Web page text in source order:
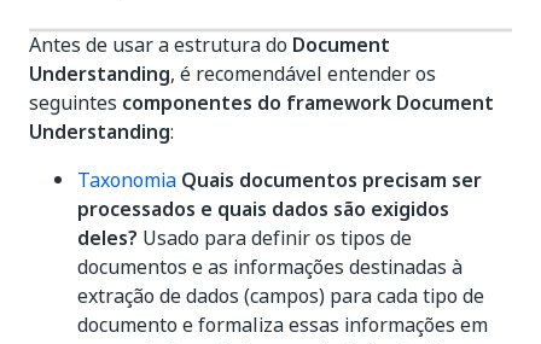
Antes de usar a estrutura do Document
Understanding, é recomendável entender os
seguintes componentes do framework Document
Understanding:
Taxonomia Quais documentos precisam ser
processados e quais dados são exigidos
deles? Usado para definir os tipos de
documentos e as informações destinadas à
extração de dados (campos) para cada tipo de
documento e formaliza essas informações em